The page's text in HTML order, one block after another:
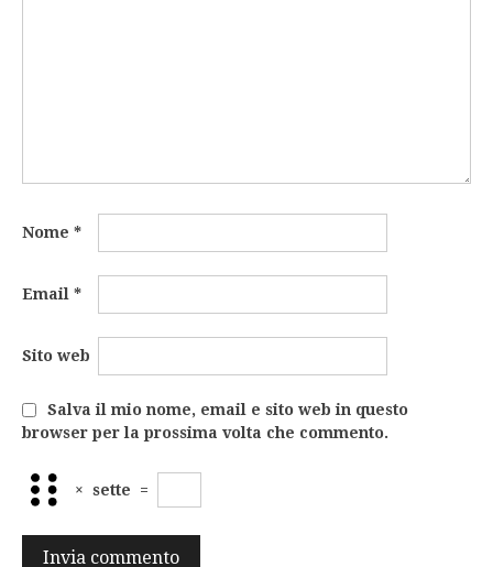
Nome *
Email *
Sito web
Salva il mio nome, email e sito web in questo
browser per la prossima volta che commento.
× sette =